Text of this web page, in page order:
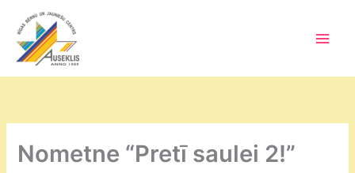
content
Nometne “Pretī saulei 2!”